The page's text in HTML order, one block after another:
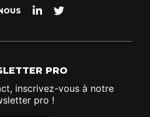
Suivez-Suivez-
PRO
inscrivez-vous à notre
pro !